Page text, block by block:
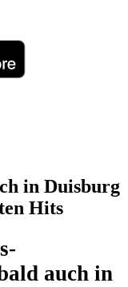
in Duisburg
Hits
auch in